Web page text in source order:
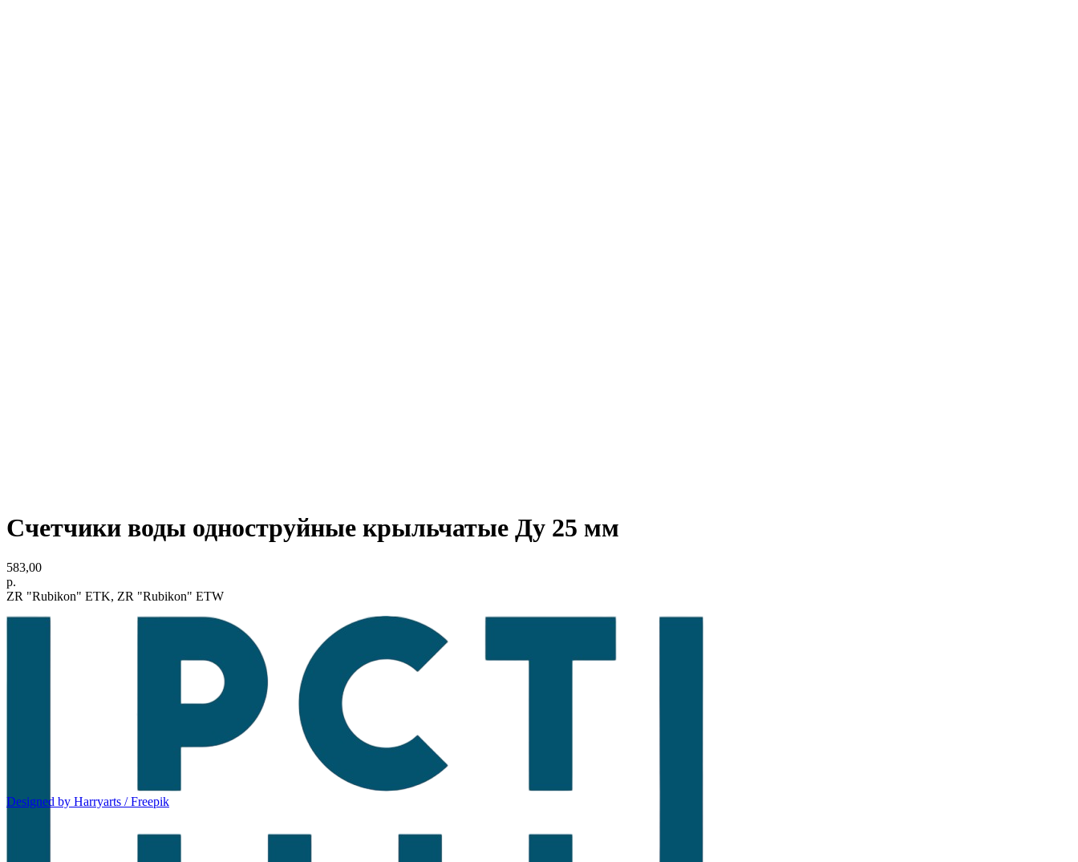
Счетчики воды одноструйные крыльчатые Ду 25 мм
583,00
р.
ZR "Rubikon" ETK, ZR "Rubikon" ETW
Designed by Harryarts / Freepik